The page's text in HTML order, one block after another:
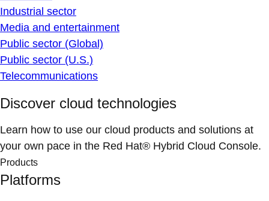
Industrial sector
Media and entertainment
Public sector (Global)
Public sector (U.S.)
Telecommunications
Discover cloud technologies
Learn how to use our cloud products and solutions at
your own pace in the Red Hat® Hybrid Cloud Console.
Products
Platforms